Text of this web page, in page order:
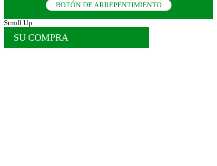
BOTÓN DE ARREPENTIMIENTO
Scroll Up
SU COMPRA